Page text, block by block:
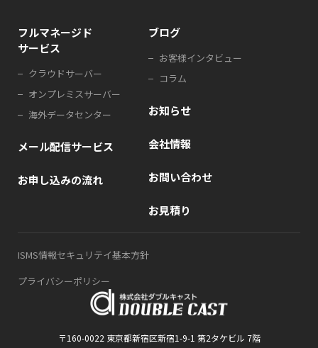
〒160-0022 東京都新宿区新宿1-9-1 第2タケビル 7階
フルマネージド
サービス
クラウドサーバー
オンプレミスサーバー
海外データセンター
メール配信サービス
お申し込みの流れ
ブログ
お客様インタビュー
コラム
お知らせ
会社情報
お問い合わせ
お見積り
ISMS情報セキュリテイ基本方針
プライバシーポリシー